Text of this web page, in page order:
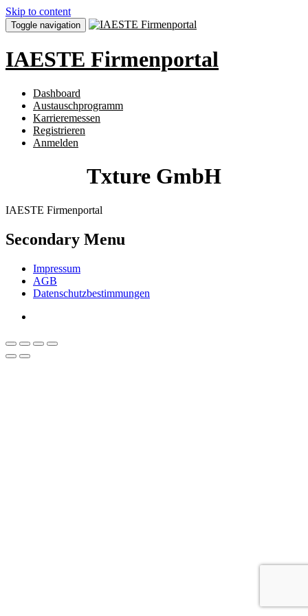
Skip to content
Toggle navigation
IAESTE Firmenportal
Dashboard
Austauschprogramm
Karrieremessen
Registrieren
Anmelden
Txture GmbH
IAESTE Firmenportal
Secondary Menu
Impressum
AGB
Datenschutzbestimmungen